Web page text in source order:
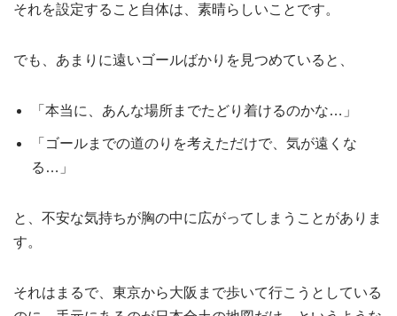
それを設定すること自体は、素晴らしいことです。
でも、あまりに遠いゴールばかりを見つめていると、
「本当に、あんな場所までたどり着けるのかな…」
「ゴールまでの道のりを考えただけで、気が遠くな
る…」
と、不安な気持ちが胸の中に広がってしまうことがありま
す。
それはまるで、東京から大阪まで歩いて行こうとしている